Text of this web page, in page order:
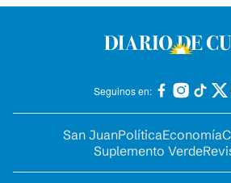
Seguinos en:
San JuanPolíticaEconomía
Suplemento Verde